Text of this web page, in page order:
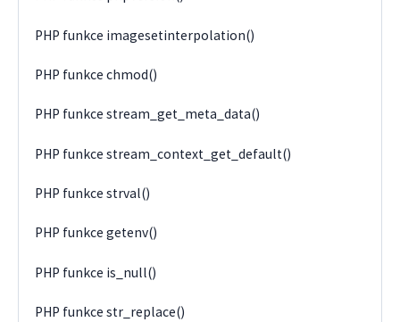
PHP funkce imagesetinterpolation()
PHP funkce chmod()
PHP funkce stream_get_meta_data()
PHP funkce stream_context_get_default()
PHP funkce strval()
PHP funkce getenv()
PHP funkce is_null()
PHP funkce str_replace()